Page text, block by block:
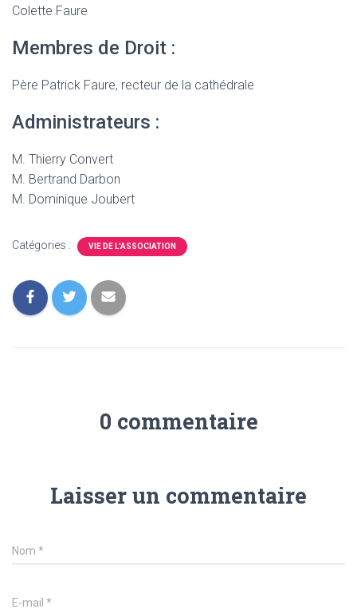
Colette Faure
Membres de Droit :
Père Patrick Faure, recteur de la cathédrale
Administrateurs :
M. Thierry Convert
M. Bertrand Darbon
M. Dominique Joubert
Catégories : VIE DE L'ASSOCIATION
0 commentaire
Laisser un commentaire
Nom *
E-mail *